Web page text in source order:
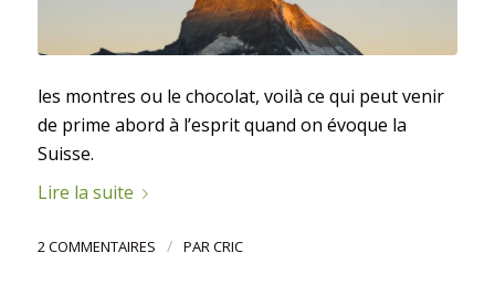
les montres ou le chocolat, voilà ce qui peut venir
de prime abord à l’esprit quand on évoque la
Suisse.
Lire la suite
2 COMMENTAIRES / PARCRIC